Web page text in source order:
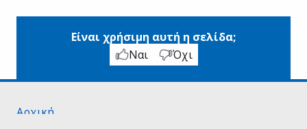
Είναι χρήσιμη αυτή η σελίδα;
Ναι
Όχι
Αρχική